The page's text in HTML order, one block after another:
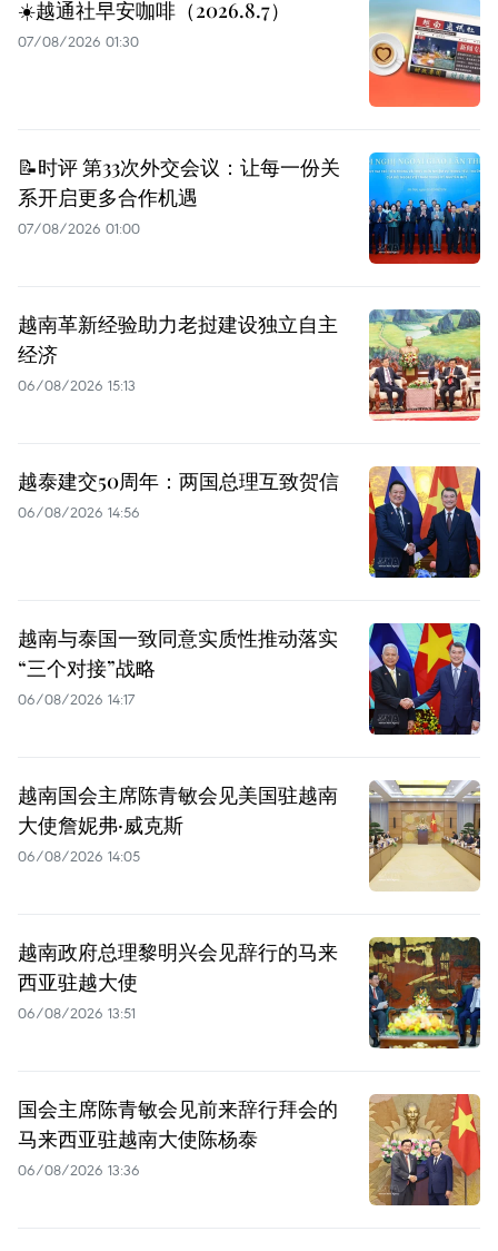
☀️越通社早安咖啡（2026.8.7）
07/08/2026 01:30
📝时评 第33次外交会议：让每一份关
系开启更多合作机遇
07/08/2026 01:00
越南革新经验助力老挝建设独立自主
经济
06/08/2026 15:13
越泰建交50周年：两国总理互致贺信
06/08/2026 14:56
越南与泰国一致同意实质性推动落实
“三个对接”战略
06/08/2026 14:17
越南国会主席陈青敏会见美国驻越南
大使詹妮弗·威克斯
06/08/2026 14:05
越南政府总理黎明兴会见辞行的马来
西亚驻越大使
06/08/2026 13:51
国会主席陈青敏会见前来辞行拜会的
马来西亚驻越南大使陈杨泰
06/08/2026 13:36